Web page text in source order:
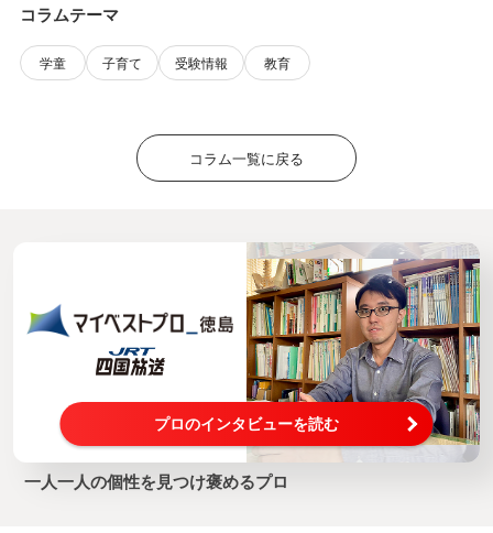
コラムテーマ
学童 子育て 受験情報 教育
コラム一覧に戻る
プロのインタビューを読む
一人一人の個性を見つけ褒めるプロ